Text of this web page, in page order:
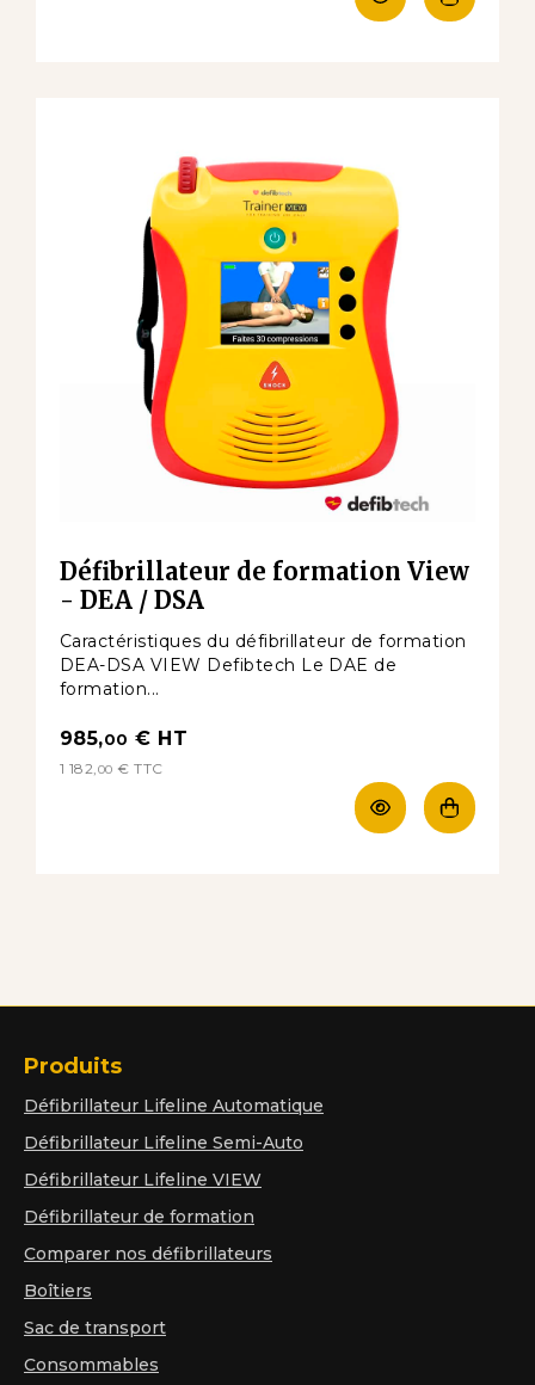
Défibrillateur de formation View
- DEA / DSA
Caractéristiques du défibrillateur de formation
DEA-DSA VIEW Defibtech Le DAE de
formation...
985,00 € HT
1 182,00 € TTC
Produits
Défibrillateur Lifeline Automatique
Défibrillateur Lifeline Semi-Auto
Défibrillateur Lifeline VIEW
Défibrillateur de formation
Comparer nos défibrillateurs
Boîtiers
Sac de transport
Consommables